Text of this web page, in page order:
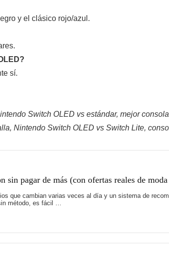
y el clásico rojo/azul.
sí.
Switch OLED vs estándar, mejor
Nintendo Switch OLED vs Switch Lite,
sin pagar de más (con ofertas reales de
que cambian varias veces al día y un sistema de
método, es fácil …